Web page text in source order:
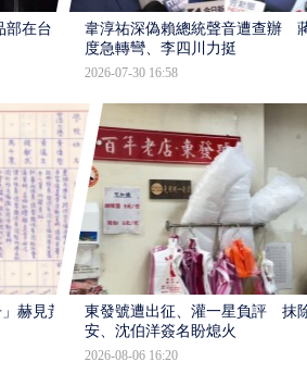
部在台
韋淳祐深偽賴總統聲音遭查辦
度急轉彎、李四川力挺
2026-07-30 16:58
赫見黃
東發號遭出征、灌一星負評 抹
安、沈伯洋簽名盼熄火
2026-08-06 16:20